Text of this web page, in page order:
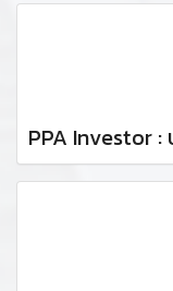
PPA Investor :